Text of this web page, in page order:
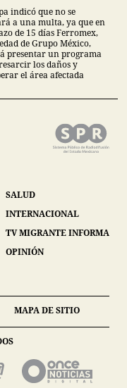
indicó que no se
a una multa, ya que en
de 15 días Ferromex,
de Grupo México,
presentar un programa
los daños y
el área afectada
SALUD
INTERNACIONAL
TV MIGRANTE INFORMA
OPINIÓN
MAPA DE SITIO